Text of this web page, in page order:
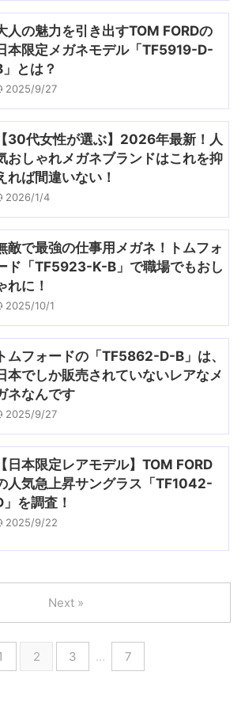
人の魅力を引き出すTOM FORDの
本限定メガネモデル「TF5919-D-
」とは？
2025/9/27
【30代女性が選ぶ】2026年最新！人
おしゃれメガネブランドはこれを抑
れば間違いない！
2026/1/4
敵で最強の仕事用メガネ！トムフォ
ド「TF5923-K-B」で職場でもおし
れに！
2025/10/1
トムフォードの「TF5862-D-B」は、
本でしか販売されていないレアなメ
ネなんです
2025/9/27
【日本限定レアモデル】TOM FORD
人気急上昇サングラス「TF1042-
」を調査！
2025/9/22
2 3 … 7
Next »